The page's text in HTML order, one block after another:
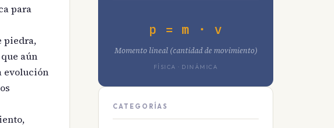
para
piedra,
aún
evolución
p = m · v
Momento lineal (cantidad de movimiento)
FÍSICA · DINÁMICA
CATEGORÍAS